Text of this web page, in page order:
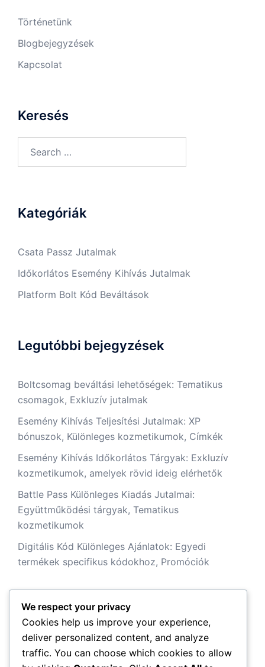
Történetünk
Blogbejegyzések
Kapcsolat
Keresés
for:
Kategóriák
Csata Passz Jutalmak
Időkorlátos Esemény Kihívás Jutalmak
Platform Bolt Kód Beváltások
Legutóbbi bejegyzések
Boltcsomag beváltási lehetőségek: Tematikus
csomagok, Exkluzív jutalmak
Esemény Kihívás Teljesítési Jutalmak: XP
bónuszok, Különleges kozmetikumok, Címkék
Esemény Kihívás Időkorlátos Tárgyak: Exkluzív
kozmetikumok, amelyek rövid ideig elérhetők
Battle Pass Különleges Kiadás Jutalmai:
Együttműködési tárgyak, Tematikus
kozmetikumok
Digitális Kód Különleges Ajánlatok: Egyedi
termékek specifikus kódokhoz, Promóciók
Archívum
March 2026
We respect your privacy
Cookies help us improve your experience,
deliver personalized content, and analyze
traffic. You can choose which cookies to allow